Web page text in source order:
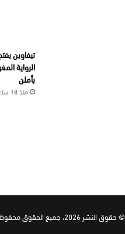
تيفاوين
الرواية
بأملن
منذ 18 ساعة
© حقوق النشر 2026، جميع الحقوق محفوظة هنا24